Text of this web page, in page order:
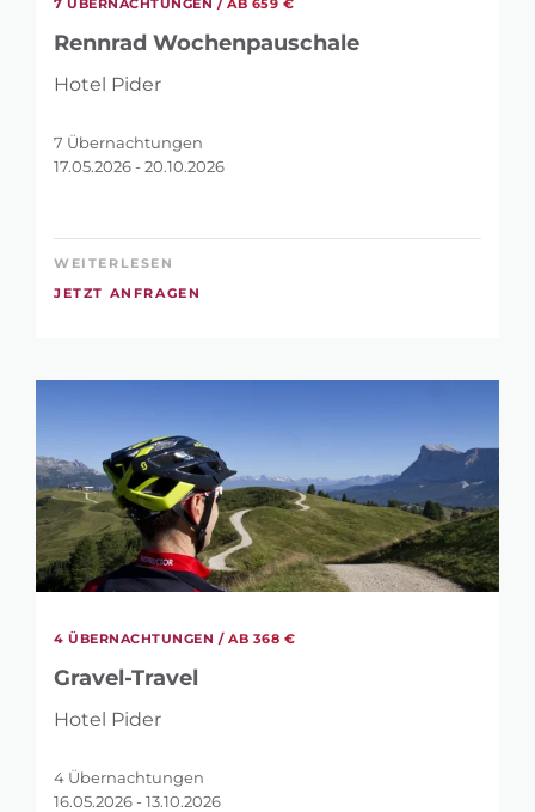
7 ÜBERNACHTUNGEN / AB 659 €
Rennrad Wochenpauschale
Hotel Pider
7 Übernachtungen
17.05.2026 - 20.10.2026
WEITERLESEN
JETZT ANFRAGEN
4 ÜBERNACHTUNGEN / AB 368 €
Gravel-Travel
Hotel Pider
4 Übernachtungen
16.05.2026 - 13.10.2026